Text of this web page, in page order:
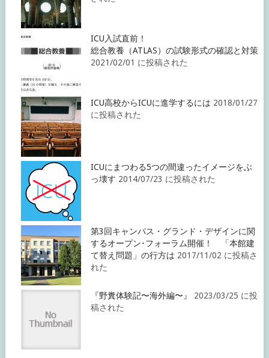
ICU入試直前！
総合教養（ATLAS）の試験形式の確認と対策
2021/02/01 に投稿された
ICU高校からICUに進学するには 2018/01/27
に投稿された
ICUにまつわる5つの間違ったイメージをぶ
っ壊す 2014/07/23 に投稿された
第3回キャンパス・グランド・デザインに関
するオープン･フォーラム開催！ 「本館建
て替え問題」の行方は 2017/11/02 に投稿さ
れた
『野糞体験記〜海外編〜』
2023/03/25 に投
稿された